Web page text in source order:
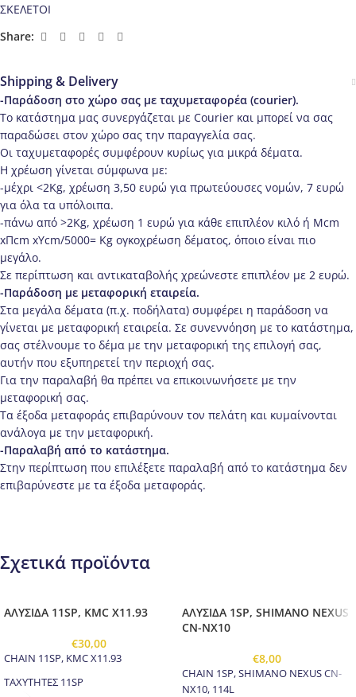
ΣΚΕΛΕΤΟΙ
Share:
Shipping & Delivery
-Παράδοση στο χώρο σας με ταχυμεταφορέα (courier).
Το κατάστημα μας συνεργάζεται με Courier και μπορεί να σας
παραδώσει στον χώρο σας την παραγγελία σας.
Οι ταχυμεταφορές συμφέρουν κυρίως για μικρά δέματα.
Η χρέωση γίνεται σύμφωνα με:
-μέχρι <2Kg, χρέωση 3,50 ευρώ για πρωτεύουσες νομών, 7 ευρώ
για όλα τα υπόλοιπα.
-πάνω από >2Κg, χρέωση 1 ευρώ για κάθε επιπλέον κιλό ή Μcm
xΠcm xΥcm/5000= Kg ογκοχρέωση δέματος, όποιο είναι πιο
μεγάλο.
Σε περίπτωση και αντικαταβολής χρεώνεστε επιπλέον με 2 ευρώ.
-Παράδοση με μεταφορική εταιρεία.
Στα μεγάλα δέματα (π.χ. ποδήλατα) συμφέρει η παράδοση να
γίνεται με μεταφορική εταιρεία. Σε συνεννόηση με το κατάστημα,
σας στέλνουμε το δέμα με την μεταφορική της επιλογή σας,
αυτήν που εξυπηρετεί την περιοχή σας.
Για την παραλαβή θα πρέπει να επικοινωνήσετε με την
μεταφορική σας.
Τα έξοδα μεταφοράς επιβαρύνουν τον πελάτη και κυμαίνονται
ανάλογα με την μεταφορική.
-Παραλαβή από το κατάστημα.
Στην περίπτωση που επιλέξετε παραλαβή από το κατάστημα δεν
επιβαρύνεστε με τα έξοδα μεταφοράς.
Σχετικά προϊόντα
ΑΛΥΣΙΔΑ 11SP, KMC X11.93
€30,00
CHAIN 11SP, KMC X11.93
ΤΑΧΥΤΗΤΕΣ 11SP
ΑΛΥΣΙΔΑ 1SP, SHIMANO NEXUS
CN-NX10
€8,00
CHAIN 1SP, SHIMANO NEXUS CN-
NX10, 114L